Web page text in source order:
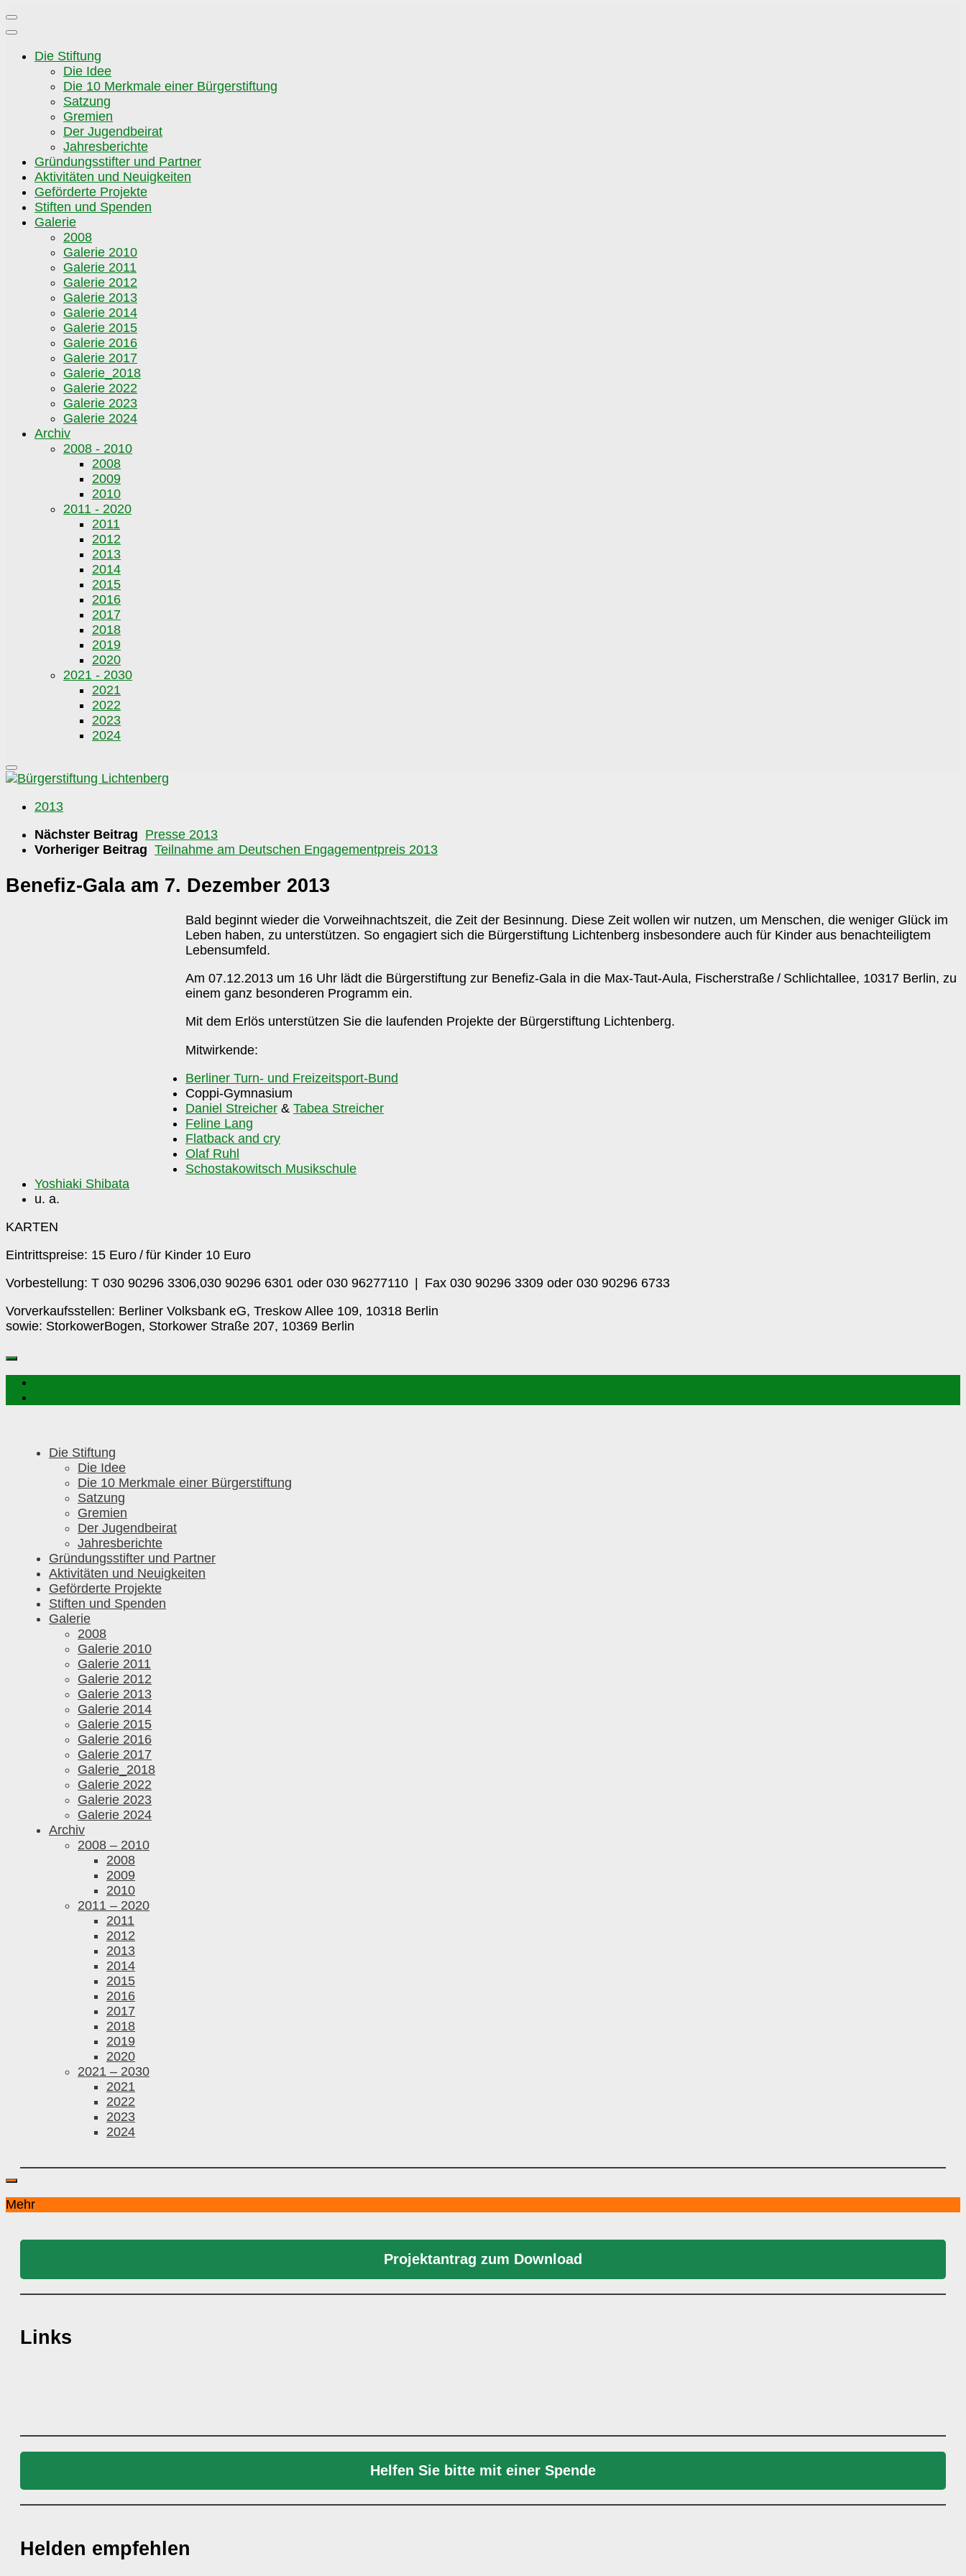
Zum
Inhalt
Die Stiftung
Die Idee
Die 10 Merkmale einer Bürgerstiftung
Satzung
Gremien
Der Jugendbeirat
Jahresberichte
Gründungsstifter und Partner
Aktivitäten und Neuigkeiten
Geförderte Projekte
Stiften und Spenden
Galerie
2008
Galerie 2010
Galerie 2011
Galerie 2012
Galerie 2013
Galerie 2014
Galerie 2015
Galerie 2016
Galerie 2017
Galerie_2018
Galerie 2022
Galerie 2023
Galerie 2024
Archiv
2008 - 2010
2008
2009
2010
2011 - 2020
2011
2012
2013
2014
2015
2016
2017
2018
2019
2020
2021 - 2030
2021
2022
2023
2024
2013
Nächster Beitrag Presse 2013
Vorheriger Beitrag Teilnahme am Deutschen Engagementpreis 2013
Benefiz-Gala am 7. Dezember 2013
Bald beginnt wieder die Vorweihnachtszeit, die Zeit der Besinnung. Diese Zeit wollen wir nutzen, um Menschen, die weniger Glück im
Leben haben, zu unterstützen. So engagiert sich die Bürgerstiftung Lichtenberg insbesondere auch für Kinder aus benachteiligtem
Lebensumfeld.
Am 07.12.2013 um 16 Uhr lädt die Bürgerstiftung zur Benefiz-Gala in die Max-Taut-Aula, Fischerstraße / Schlichtallee, 10317 Berlin, zu
einem ganz besonderen Programm ein.
Mit dem Erlös unterstützen Sie die laufenden Projekte der Bürgerstiftung Lichtenberg.
Mitwirkende:
Berliner Turn- und Freizeitsport-Bund
Coppi-Gymnasium
Daniel Streicher & Tabea Streicher
Feline Lang
Flatback and cry
Olaf Ruhl
Schostakowitsch Musikschule
Yoshiaki Shibata
u. a.
KARTEN
Eintrittspreise: 15 Euro / für Kinder 10 Euro
Vorbestellung: T 030 90296 3306,030 90296 6301 oder 030 96277110 | Fax 030 90296 3309 oder 030 90296 6733
Vorverkaufsstellen: Berliner Volksbank eG, Treskow Allee 109, 10318 Berlin
sowie: StorkowerBogen, Storkower Straße 207, 10369 Berlin
Die Stiftung
Die Idee
Die 10 Merkmale einer Bürgerstiftung
Satzung
Gremien
Der Jugendbeirat
Jahresberichte
Gründungsstifter und Partner
Aktivitäten und Neuigkeiten
Geförderte Projekte
Stiften und Spenden
Galerie
2008
Galerie 2010
Galerie 2011
Galerie 2012
Galerie 2013
Galerie 2014
Galerie 2015
Galerie 2016
Galerie 2017
Galerie_2018
Galerie 2022
Galerie 2023
Galerie 2024
Archiv
2008 – 2010
2008
2009
2010
2011 – 2020
2011
2012
2013
2014
2015
2016
2017
2018
2019
2020
2021 – 2030
2021
2022
2023
2024
Mehr
Projektantrag zum Download
Links
Helfen Sie bitte mit einer Spende
Helden empfehlen